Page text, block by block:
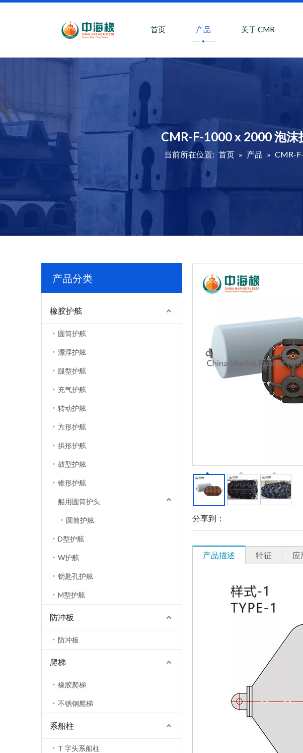
首页 产品 关于 CMR
CMR-F-1000 x 2000 泡
当前所在位置: 首页 » 产品 » CMR-
产品分类
橡胶护舷
圆筒护舷
漂浮护舷
腿型护舷
充气护舷
转动护舷
方形护舷
拱形护舷
鼓型护舷
锥形护舷
船用圆筒护头
圆筒护舷
D型护舷
W护舷
钥匙孔护舷
M型护舷
防冲板
防冲板
爬梯
橡胶爬梯
不锈钢爬梯
系船柱
T 字头系船柱
分享到：
产品描述 特征 应